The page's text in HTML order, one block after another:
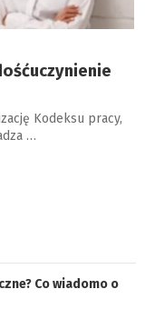
Kodeksu pracy,
…
Co wiadomo o